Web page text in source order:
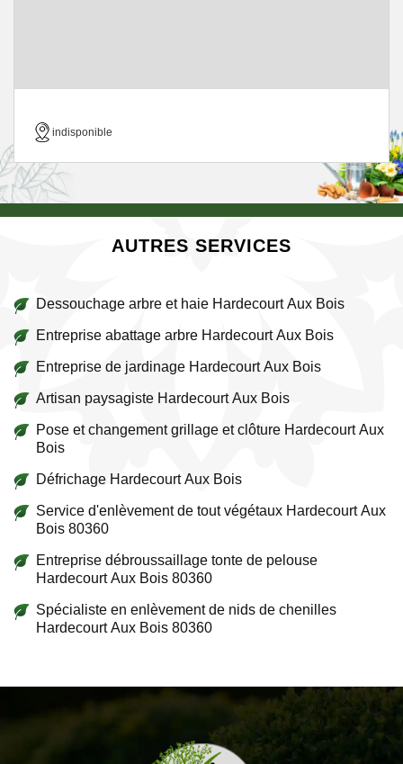
indisponible
AUTRES SERVICES
Dessouchage arbre et haie Hardecourt Aux Bois
Entreprise abattage arbre Hardecourt Aux Bois
Entreprise de jardinage Hardecourt Aux Bois
Artisan paysagiste Hardecourt Aux Bois
Pose et changement grillage et clôture Hardecourt Aux
Bois
Défrichage Hardecourt Aux Bois
Service d'enlèvement de tout végétaux Hardecourt Aux
Bois 80360
Entreprise débroussaillage tonte de pelouse
Hardecourt Aux Bois 80360
Spécialiste en enlèvement de nids de chenilles
Hardecourt Aux Bois 80360